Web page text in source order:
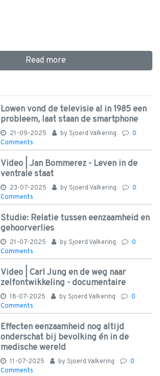
Read more
Lowen vond de televisie al in 1985 een
probleem, laat staan de smartphone
21-09-2025 by Sjoerd Valkering
0
Comments
Video | Jan Bommerez - Leven in de
ventrale staat
23-07-2025 by Sjoerd Valkering
0
Comments
Studie: Relatie tussen eenzaamheid en
gehoorverlies
21-07-2025 by Sjoerd Valkering
0
Comments
Video | Carl Jung en de weg naar
zelfontwikkeling - documentaire
18-07-2025 by Sjoerd Valkering
0
Comments
Effecten eenzaamheid nog altijd
onderschat bij bevolking én in de
medische wereld
11-07-2025 by Sjoerd Valkering
0
Comments